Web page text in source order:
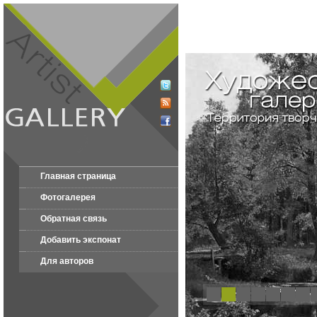
Главная страница
Фотогалерея
Обратная связь
Добавить экспонат
Для авторов